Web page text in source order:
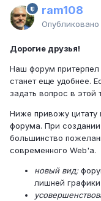
ram108
Опубликовано
Дорогие друзья!
Наш форум притерпел
станет еще удобнее.
задать вопрос в этой
Ниже привожу цитату
форума. При
большинство
современного Web'а.
новый вид;
лишней